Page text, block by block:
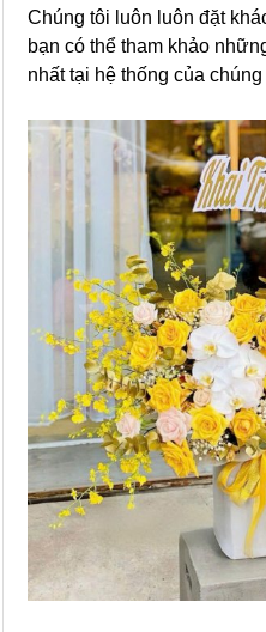
Chúng tôi luôn luôn đặt
bạn có thể tham khảo
nhất tại hệ thống của chúng